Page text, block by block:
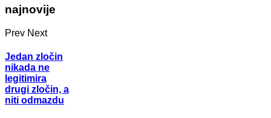
najnovije
Prev Next
Jedan zločin
nikada ne
legitimira
drugi zločin, a
niti odmazdu